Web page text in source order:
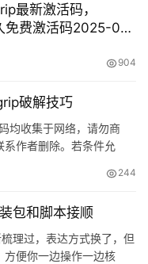
最新激活码，
免费激活码2025-01-
904
破解技巧
均收集于网络，请勿商
系作者删除。若条件允
Linux 系统。本文将详细
244
包和脚本接顺
理过，表达方式换了，但
方便你一边操作一边核